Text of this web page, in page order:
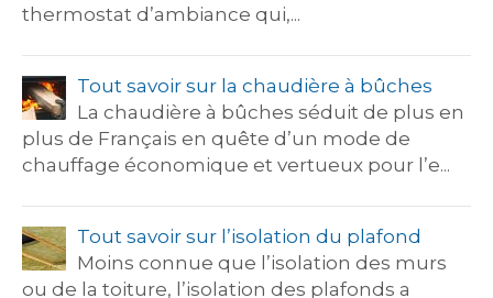
thermostat d’ambiance qui,...
Tout savoir sur la chaudière à bûches
La chaudière à bûches séduit de plus en
plus de Français en quête d’un mode de
chauffage économique et vertueux pour l’e...
Tout savoir sur l’isolation du plafond
Moins connue que l’isolation des murs
ou de la toiture, l’isolation des plafonds a